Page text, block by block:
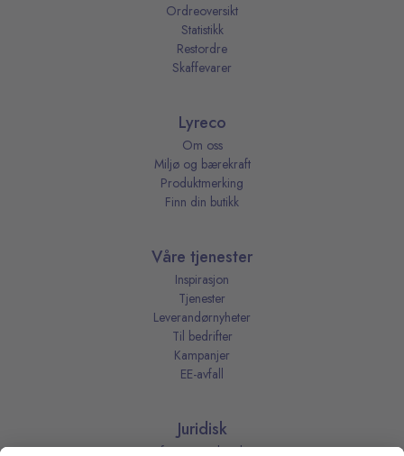
Ordreoversikt
Statistikk
Restordre
Skaffevarer
Lyreco
Om oss
Miljø og bærekraft
Produktmerking
Finn din butikk
Våre tjenester
Inspirasjon
Tjenester
Leverandørnyheter
Til bedrifter
Kampanjer
EE-avfall
Juridisk
Informasjonskapsler